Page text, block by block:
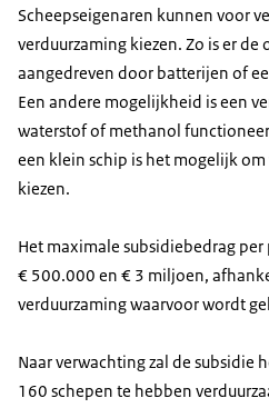
Scheepseigenaren kunnen voor
verduurzaming kiezen. Zo is er
aangedreven door batterijen of
Een andere mogelijkheid is een
waterstof of methanol
een klein schip is het mogelijk
kiezen.
Het maximale subsidiebedrag
€ 500.000 en € 3 miljoen,
verduurzaming waarvoor wordt
Naar verwachting zal de
160 schepen te hebben